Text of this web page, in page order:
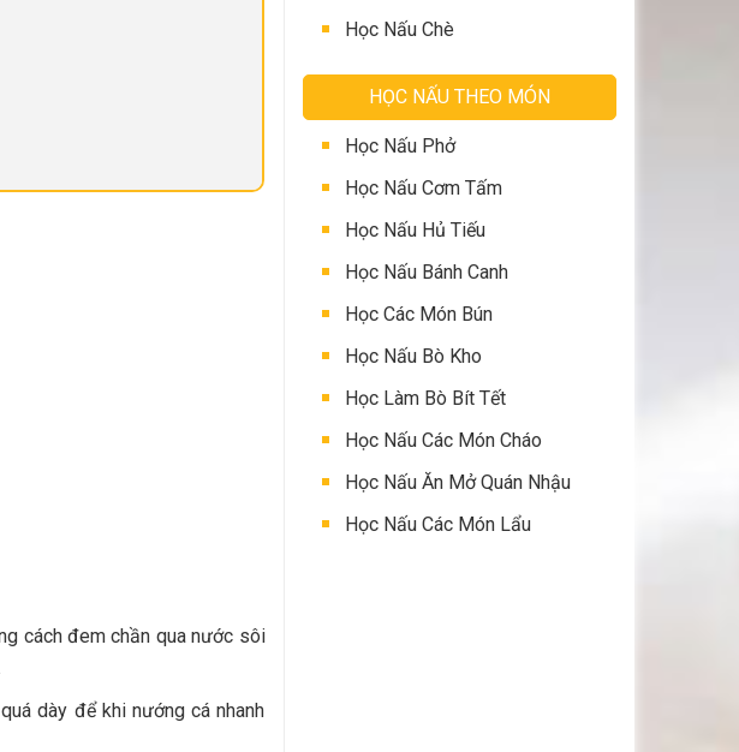
cách đem chần qua nước sôi
dày để khi nướng cá nhanh
Học Nấu Chè
HỌC NẤU THEO MÓN
Học Nấu Phở
Học Nấu Cơm Tấm
Học Nấu Hủ Tiếu
Học Nấu Bánh Canh
Học Các Món Bún
Học Nấu Bò Kho
Học Làm Bò Bít Tết
Học Nấu Các Món Cháo
Học Nấu Ăn Mở Quán Nhậu
Học Nấu Các Món Lẩu